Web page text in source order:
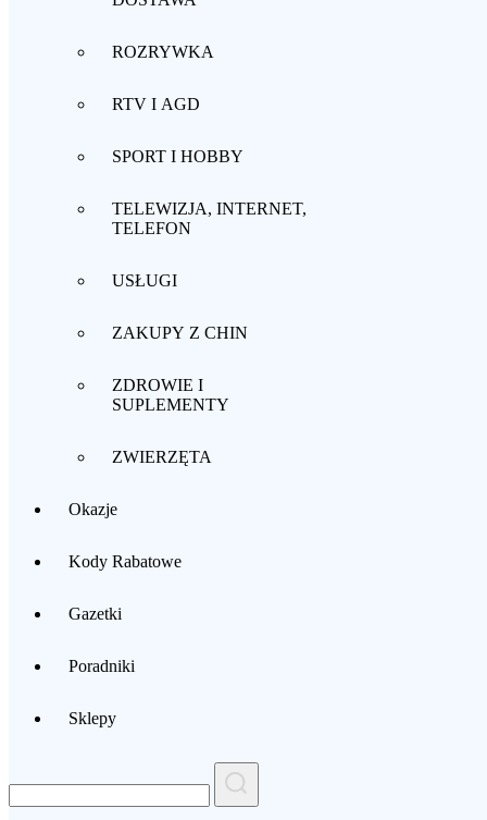
ROZRYWKA
RTV I AGD
SPORT I HOBBY
TELEWIZJA, INTERNET,
TELEFON
USŁUGI
ZAKUPY Z CHIN
ZDROWIE I
SUPLEMENTY
ZWIERZĘTA
Okazje
Kody Rabatowe
Gazetki
Poradniki
Sklepy